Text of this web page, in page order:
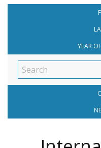
YEAR